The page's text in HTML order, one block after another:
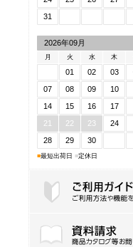
31
2026年09月
月 火 水 木
01 02 03
07
08 09 10
14
15 16 17
21
22 23 24
28
29 30
■最短出荷日 ■定休日